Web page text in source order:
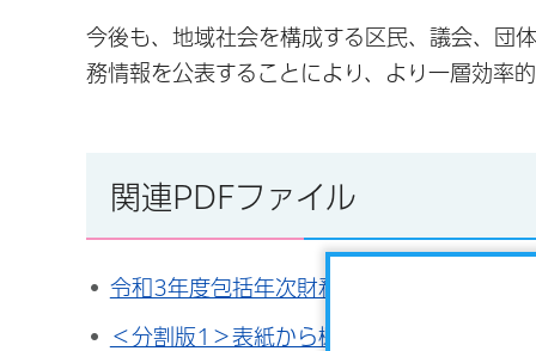
今後も、地域社会を構成する区民、議会、団
務情報を公表することにより、より一層効率
関連PDFファイル
令和3年度包括年次財務報告書（冊子全体
＜分割版1＞表紙から概要（PDF：751KB